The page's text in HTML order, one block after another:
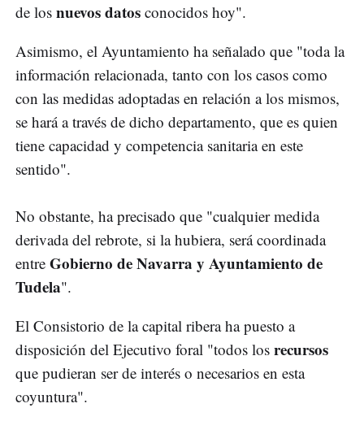
de los nuevos datos conocidos hoy".
Asimismo, el Ayuntamiento ha señalado que "toda la
información relacionada, tanto con los casos como
con las medidas adoptadas en relación a los mismos,
se hará a través de dicho departamento, que es quien
tiene capacidad y competencia sanitaria en este
sentido".
No obstante, ha precisado que "cualquier medida
derivada del rebrote, si la hubiera, será coordinada
entre Gobierno de Navarra y Ayuntamiento de
Tudela".
El Consistorio de la capital ribera ha puesto a
disposición del Ejecutivo foral "todos los recursos
que pudieran ser de interés o necesarios en esta
coyuntura".